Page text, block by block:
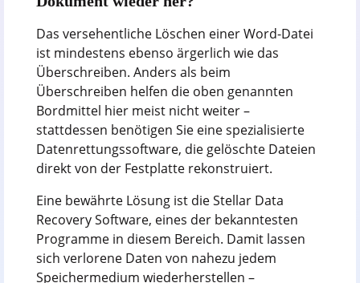
Das versehentliche Löschen einer Word-Datei
ist mindestens ebenso ärgerlich wie das
Überschreiben. Anders als beim
Überschreiben helfen die oben genannten
Bordmittel hier meist nicht weiter –
stattdessen benötigen Sie eine spezialisierte
Datenrettungssoftware, die gelöschte Dateien
direkt von der Festplatte rekonstruiert.
Eine bewährte Lösung ist die Stellar Data
Recovery Software, eines der bekanntesten
Programme in diesem Bereich. Damit lassen
sich verlorene Daten von nahezu jedem
Speichermedium wiederherstellen –